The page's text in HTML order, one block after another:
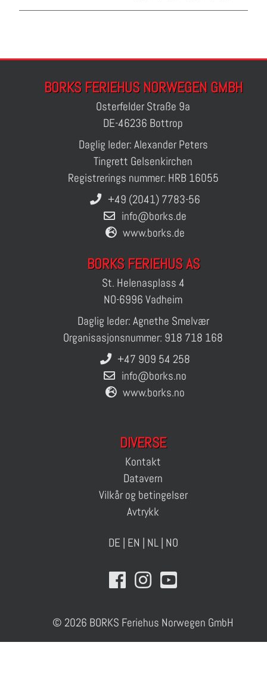
BORKS FERIEHUS NORWEGEN GMBH
Osterfelder Straße 9a
DE-46236 Bottrop
Daglig leder: Alexander Peters
Tingrett Gelsenkirchen
Registrerings nummer: HRB 16055
+49 (2041) 7783-56
info@borks.de
www.borks.de
BORKS FERIEHUS AS
St. Helenasplass 4
NO-6996 Vadheim
Daglig leder: Agnethe Smelvær
Organisasjonsnummer: 918 718 168
+47 909 54 258
info@borks.no
www.borks.no
DIVERSE
Kontakt
Datavern
Vilkår og betingelser
Avtrykk
DE | EN | NL| NO
© 2026 BORKS Feriehus Norwegen GmbH